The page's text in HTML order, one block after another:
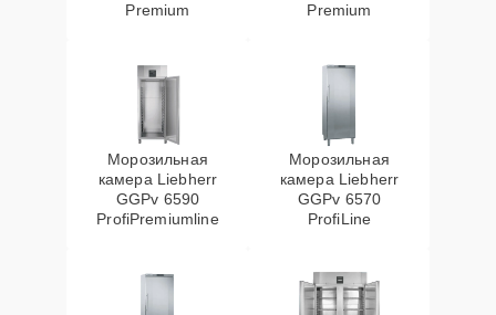
Premium
Premium
Морозильная
камера Liebherr
GGPv 6590
ProfiPremiumline
Морозильная
камера Liebherr
GGPv 6570
ProfiLine